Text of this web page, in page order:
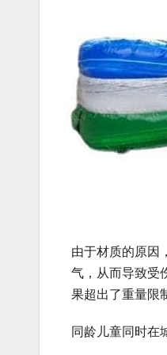
由于材质的原因
气，从而导致受
果超出了重量限
同龄儿童同时在